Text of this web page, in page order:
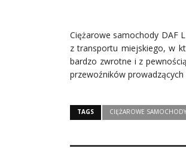
Ciężarowe samochody DAF
z transportu miejskiego, w
bardzo zwrotne i z
przewoźników
TAGS CIĘŻAROWE